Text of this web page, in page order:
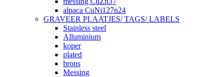
alpaca CuNi127n24
GRAVEER PLAATJES/ TAGS/ LABELS
Stainless steel
Alluminium
koper
plated
brons
Messing